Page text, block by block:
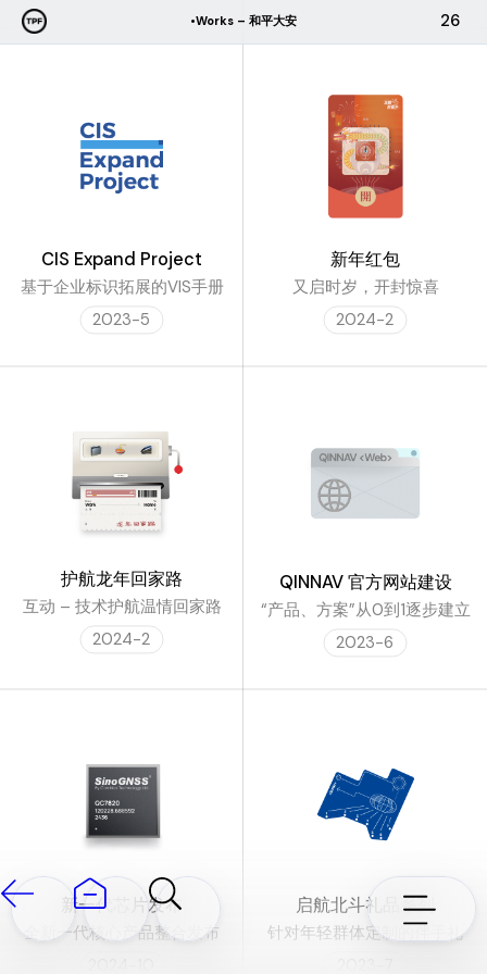
跳
至
•Works – 和平大安 26
CIS Expand Project
基于企业标识拓展的VIS手册
2023-5
新年红包
又启时岁，开封惊喜
2024-2
护航龙年回家路
互动 – 技术护航温情回家路
2024-2
QINNAV 官方网站建设
“产品、方案”从0到1逐步建立
2023-6
新一代芯片发布
全新一代核心产品整合发布
启航北斗礼品系列
针对年轻群体定制的伴手礼